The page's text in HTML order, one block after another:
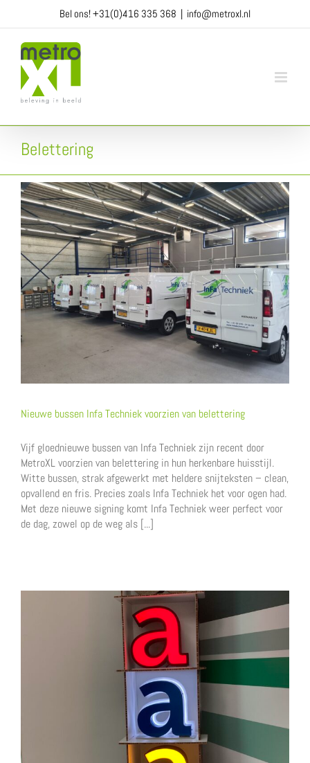
Bel ons!+31(0)416 335 368 | info@metroxl.nl
Belettering
Nieuwe bussen Infa Techniek voorzien van belettering
Vijf gloednieuwe bussen van Infa Techniek zijn recent door
MetroXL voorzien van belettering in hun herkenbare huisstijl.
Witte bussen, strak afgewerkt met heldere snijteksten – clean,
opvallend en fris. Precies zoals Infa Techniek het voor ogen had.
Met deze nieuwe signing komt Infa Techniek weer perfect voor
de dag, zowel op de weg als [...]